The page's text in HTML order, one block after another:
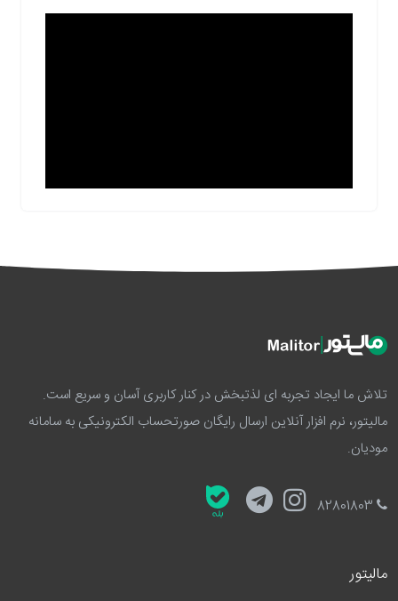
تلاش ما ایجاد تجربه ای لذتبخش در کنار کاربری آسان و سریع است.
مالیتور، نرم افزار آنلاین ارسال رایگان صورتحساب الکترونیکی به سامانه
مودیان.
مالیتور